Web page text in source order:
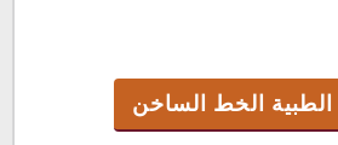
الخط الساخن